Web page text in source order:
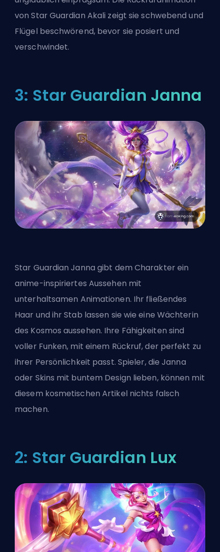
von Star Guardian Akali zeigt sie schwebend und
Flügel beschwörend, bevor sie posiert und
verschwindet.
3: Star Guardian Janna
Star Guardian Janna gibt dem Charakter ein
anime-inspiriertes Aussehen mit
unterhaltsamen Animationen. Ihr fließendes
Haar und ihr Stab lassen sie wie eine Wächterin
des Kosmos aussehen. Ihre Fähigkeiten sind
voller Funken, mit einem Rückruf, der perfekt zu
ihrer Persönlichkeit passt. Spieler, die Janna
oder Skins mit buntem Design lieben, können mit
diesem kosmetischen Artikel nichts falsch
machen.
2: Star Guardian Lux